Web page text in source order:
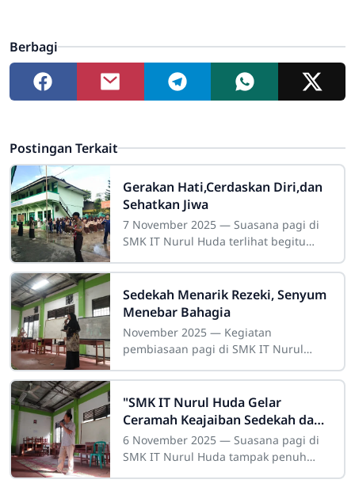
Berbagi
Postingan Terkait
Gerakan Hati,Cerdaskan Diri,dan
Sehatkan Jiwa
7 November 2025 — Suasana pagi di
SMK IT Nurul Huda terlihat begitu
pukul 06.30 seluruh siswa telah
berkumpul di
Sedekah Menarik Rezeki, Senyum
Menebar Bahagia
November 2025 — Kegiatan
pembiasaan pagi di SMK IT Nurul
penuh semangat dan kekhusyukan.
Sejak pukul 06.30, seluruh
"SMK IT Nurul Huda Gelar
Ceramah Keajaiban Sedekah dan
Makan Bergizi Gratis”
6 November 2025 — Suasana pagi di
SMK IT Nurul Huda tampak penuh